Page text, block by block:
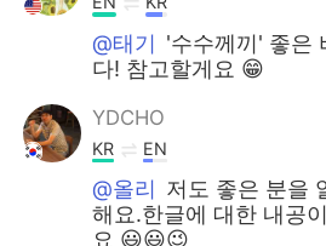
@태기 '수수께끼' 좋은
다! 참고할게요 😁
YDCHO
KR EN
@올리 저도 좋은 분을
해요.한글에 대한 내공
요 😃😃😉